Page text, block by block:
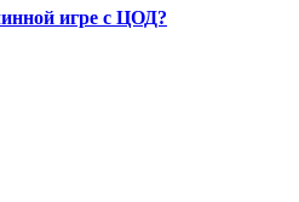
игре с ЦОД?